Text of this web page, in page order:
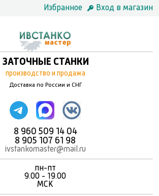
Избранное Вход в магазин
ЗАТОЧНЫЕ СТАНКИ
производство и продажа
Доставка по России и СНГ
8 960 509 14 04
8 905 107 61 98
ivstankomaster@mail.ru
пн-пт
9.00 - 19.00
MCK